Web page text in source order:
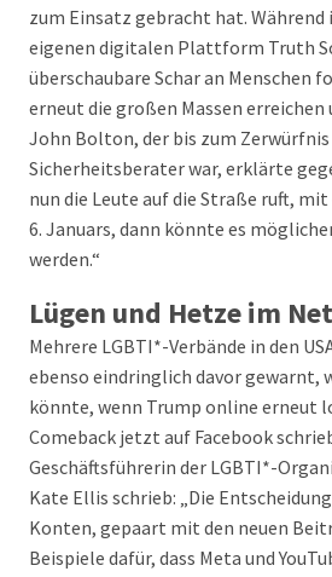
zum Einsatz gebracht hat. Während
eigenen digitalen Plattform Truth
überschaubare Schar an Menschen
erneut die großen Massen
John Bolton, der bis zum
Sicherheitsberater war, erklärte
nun die Leute auf die Straße ruft,
6. Januars, dann könnte es
werden.“
Lügen und Hetze im
Mehrere LGBTI*-Verbände in den
ebenso eindringlich davor gewarnt,
könnte, wenn Trump online erneut
Comeback jetzt auf Facebook
Geschäftsführerin der LGBTI*-
Kate Ellis schrieb: „Die
Konten, gepaart mit den neuen
Beispiele dafür, dass Meta und